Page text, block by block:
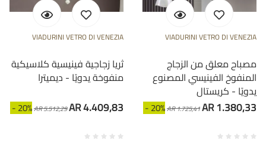
VIADURINI VETRO DI VENEZIA
ثريا زجاجية فينيسية كلاسيكية
منفوخة يدويًا - ديميترا
- 20%AR 5.512,29AR 4.409,83
VIADURINI VETRO DI VENEZIA
مصباح معلق من الزجاج
المنفوخ الفينيسي المصنوع
يدويًا - كريستال
- 20%AR 1.725,41AR 1.380,33